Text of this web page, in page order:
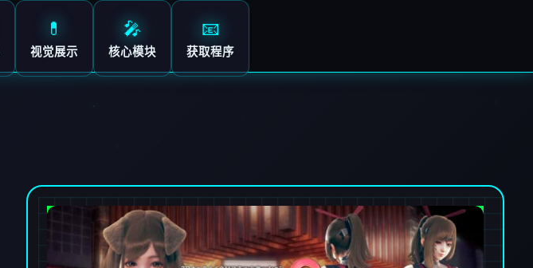
💊
视觉展示
🎤
核心模块
📧
获取程序